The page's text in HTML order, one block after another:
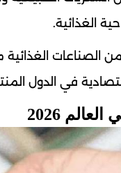
الغذائية.
الصناعات الغذائية
في الدول